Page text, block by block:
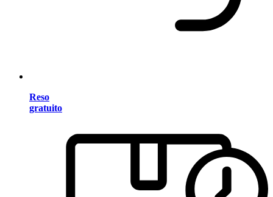
Reso
gratuito